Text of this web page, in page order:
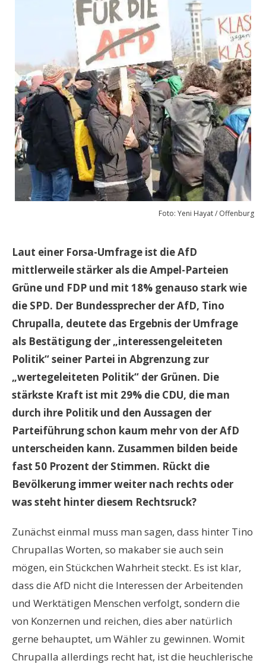
Foto: Yeni Hayat / Offenburg
Laut einer Forsa-Umfrage ist die AfD
mittlerweile stärker als die Ampel-Parteien
Grüne und FDP und mit 18% genauso stark wie
die SPD. Der Bundessprecher der AfD, Tino
Chrupalla, deutete das Ergebnis der Umfrage
als Bestätigung der „interessengeleiteten
Politik“ seiner Partei in Abgrenzung zur
„wertegeleiteten Politik“ der Grünen. Die
stärkste Kraft ist mit 29% die CDU, die man
durch ihre Politik und den Aussagen der
Parteiführung schon kaum mehr von der AfD
unterscheiden kann. Zusammen bilden beide
fast 50 Prozent der Stimmen. Rückt die
Bevölkerung immer weiter nach rechts oder
was steht hinter diesem Rechtsruck?
Zunächst einmal muss man sagen, dass hinter Tino
Chrupallas Worten, so makaber sie auch sein
mögen, ein Stückchen Wahrheit steckt. Es ist klar,
dass die AfD nicht die Interessen der Arbeitenden
und Werktätigen Menschen verfolgt, sondern die
von Konzernen und reichen, dies aber natürlich
gerne behauptet, um Wähler zu gewinnen. Womit
Chrupalla allerdings recht hat, ist die heuchlerische